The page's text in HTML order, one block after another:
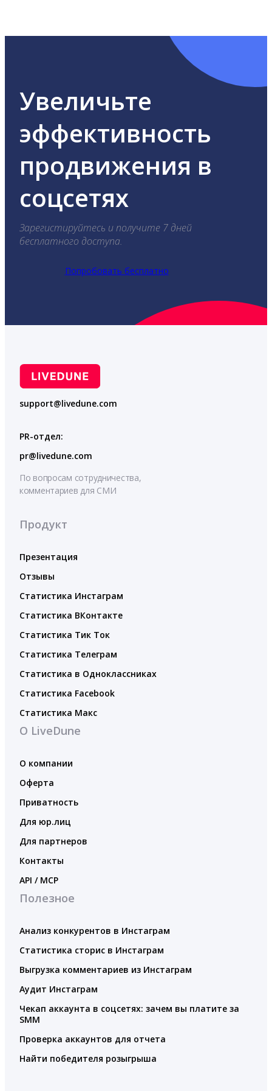
Увеличьте
эффективность
продвижения в
соцсетях
Зарегистируйтесь и получите 7 дней
бесплатного доступа.
Попробовать бесплатно
support@livedune.com
PR-отдел:
pr@livedune.com
По вопросам сотрудничества,
комментариев для СМИ
Продукт
Презентация
Отзывы
Статистика Инстаграм
Статистика ВКонтакте
Статистика Тик Ток
Статистика Телеграм
Статистика в Одноклассниках
Статистика Facebook
Статистика Макс
О LiveDune
О компании
Оферта
Приватность
Для юр.лиц
Для партнеров
Контакты
API / MCP
Полезное
Анализ конкурентов в Инстаграм
Статистика сторис в Инстаграм
Выгрузка комментариев из Инстаграм
Аудит Инстаграм
Чекап аккаунта в соцсетях: зачем вы платите за
SMM
Проверка аккаунтов для отчета
Найти победителя розыгрыша